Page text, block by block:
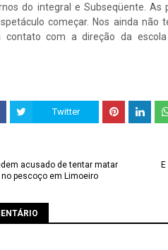
do integral e Subseqüente.
começar. Nos ainda não
contato com a direção da
Twitter
acusado de tentar matar
pescoço em Limoeiro